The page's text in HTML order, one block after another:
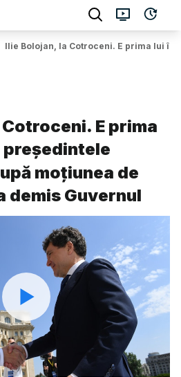
Ilie Bolojan, la Cotroceni. E prima lui
E prima
moțiunea de
demis Guvernul
Watch